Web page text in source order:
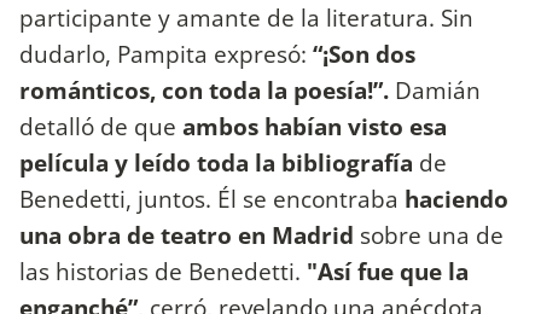
participante y amante de la literatura. Sin
dudarlo, Pampita expresó: “¡Son dos
románticos, con toda la poesía!”. Damián
detalló de que ambos habían visto esa
película y leído toda la bibliografía de
Benedetti, juntos. Él se encontraba haciendo
una obra de teatro en Madrid sobre una de
las historias de Benedetti. "Así fue que la